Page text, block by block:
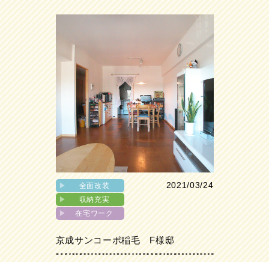
▶︎
全面改装
▶︎
収納充実
▶︎
在宅ワーク
2021/03/24
京成サンコーポ稲毛 F様邸